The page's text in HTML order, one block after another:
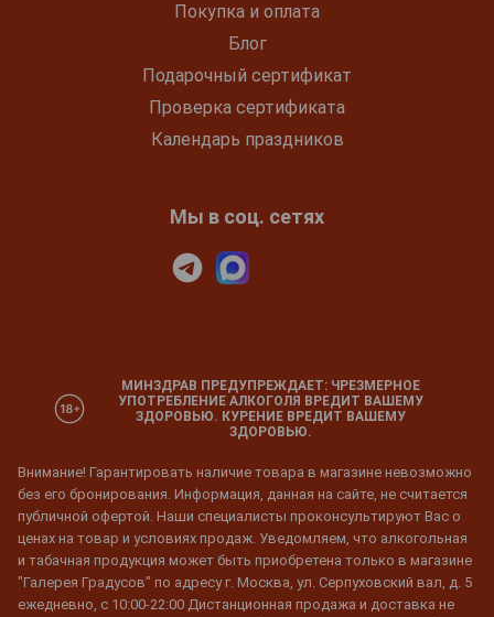
Покупка и оплата
Блог
Подарочный сертификат
Проверка сертификата
Календарь праздников
Мы в соц. сетях
МИНЗДРАВ ПРЕДУПРЕЖДАЕТ: ЧРЕЗМЕРНОЕ
УПОТРЕБЛЕНИЕ АЛКОГОЛЯ ВРЕДИТ ВАШЕМУ
ЗДОРОВЬЮ. КУРЕНИЕ ВРЕДИТ ВАШЕМУ
ЗДОРОВЬЮ.
Внимание! Гарантировать наличие товара в магазине невозможно
без его бронирования. Информация, данная на сайте, не считается
публичной офертой. Наши специалисты проконсультируют Вас о
ценах на товар и условиях продаж. Уведомляем, что алкогольная
и табачная продукция может быть приобретена только в магазине
"Галерея Градусов" по адресу г. Москва, ул. Серпуховский вал, д. 5
ежедневно, с 10:00-22:00 Дистанционная продажа и доставка не